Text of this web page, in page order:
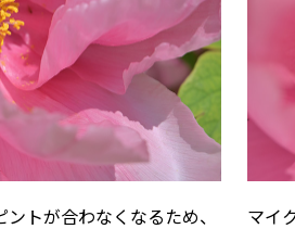
トが合わなくなるため、
マイ